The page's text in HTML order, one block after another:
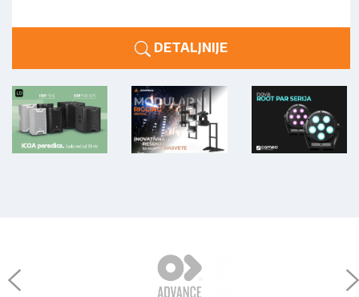
DETALJNIJE